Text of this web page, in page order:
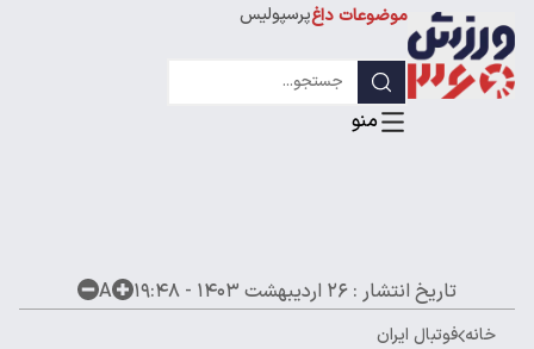
موضوعات داغپرسپولیس
لیگ قهرمانان
تاریخ انتشار : ۲۶ اردیبهشت ۱۴۰۳ - ۱۹:۴۸ A
خانه فوتبال ایران